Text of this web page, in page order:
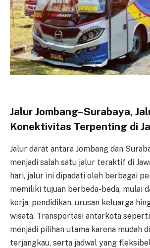
Jalur Jombang–Surabaya,
Konektivitas Terpenting di
Jalur darat antara Jombang dan
menjadi salah satu jalur teraktif di
hari, jalur ini dipadati oleh berbagai
memiliki tujuan berbeda-beda, mulai
kerja, pendidikan, urusan keluarga
wisata. Transportasi antarkota
menjadi pilihan utama karena mudah
terjangkau, serta jadwal yang